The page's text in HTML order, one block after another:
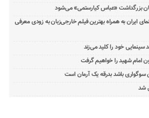
بزرگداشت «عباس کیارستمی» می‌شود
ایران به همراه بهترین فیلم خارجی‌زبان به زودی معرفی
سینمایی خود را کلید می‌زند
شهید را خواهیم گرفت
سوگواری باشد بدرقه یک آرمان است
شد